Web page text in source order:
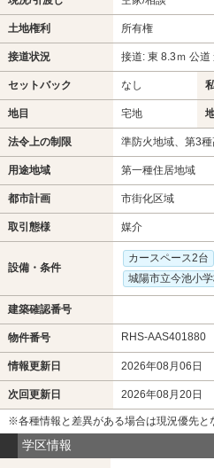
土地権利 所有権
接道状況 接道: 東 8.3ｍ 公道
セットバック なし
地目 宅地
法令上の制限 準防火地域、第3
用途地域 第一種住居地域
都市計画 市街化区域
取引態様 媒介
設備・条件
カースペース2台
城陽市立今池小
建築確認番号
物件番号 RHS-AAS401880
情報更新日 2026年08月06日
次回更新日 2026年08月20日
※各種情報と差異がある場合は現況優先と
学区情報